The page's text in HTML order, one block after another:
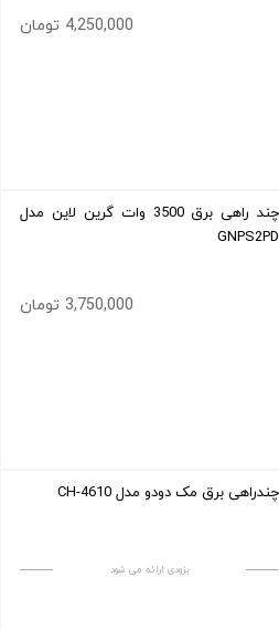
4,250,000 تومان
چند راهی برق 3500 وات گرین لاین مدل
GNPS2PD
3,750,000 تومان
چندراهی برق مک دودو مدل CH-4610
بزودی ارائه می شود